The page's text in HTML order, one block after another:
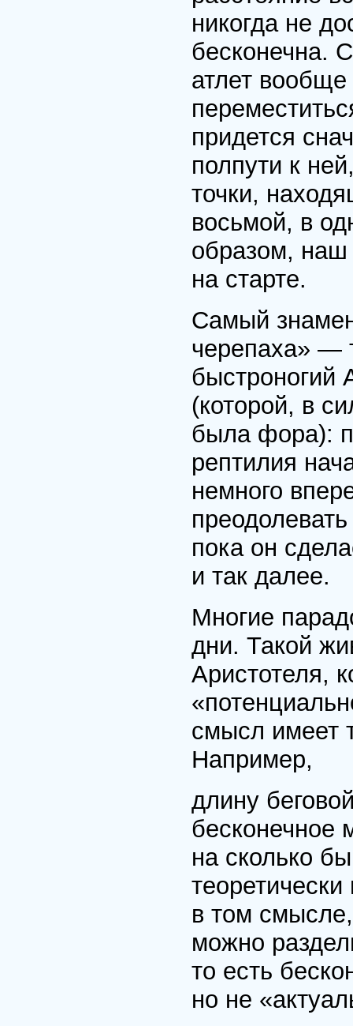
никогда не
бесконечна.
атлет
придется
полпути к
точки,
восьмой, в
образом, наш
на старте.
Самый
черепаха» —
быстроногий
(которой, в
была фора):
рептилия
немного
пока он
и так далее.
Многие
дни. Такой
Аристотеля,
смысл имеет
Например,
длину
бесконечное
на сколько
в том
можно
то есть
но не